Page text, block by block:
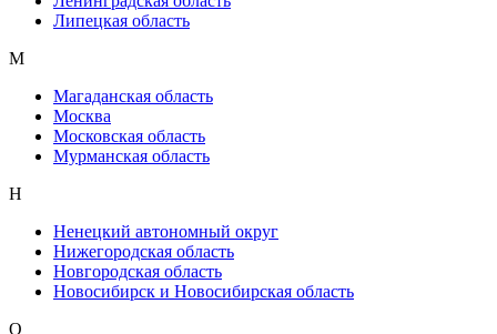
Липецкая область
М
Магаданская область
Москва
Московская область
Мурманская область
Н
Ненецкий автономный округ
Нижегородская область
Новгородская область
Новосибирск и Новосибирская область
О